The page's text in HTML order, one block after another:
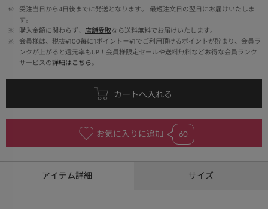
※
受注当日から4日後までに発送となります。 最短注文日の翌日にお届けいたしま
す。
※
購入金額に関わらず、 店舗受取なら送料無料でお届けいたします。
※
会員様は、税抜¥100毎に1ポイント＝¥1でご利用頂けるポイントが貯まり、会員ラ
ンクが上がると還元率もUP！会員様限定セールや送料無料などお得な会員ランク
サービスの詳細はこちら。
お気に入りに追加 60
アイテム詳細 サイズ